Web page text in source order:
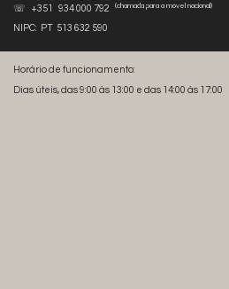
☏ +351 934 000 792 (chamada para a móvel nacional)
NIPC: PT 513 632 590
Horário de funcionamento:
Dias úteis, das 9:00 às 13:00 e das 14:00 às 17:00